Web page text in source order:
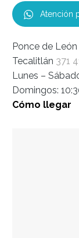
Atención
Ponce de
Tecalitlán 371
Lunes –
Domingos:
Cómo llegar